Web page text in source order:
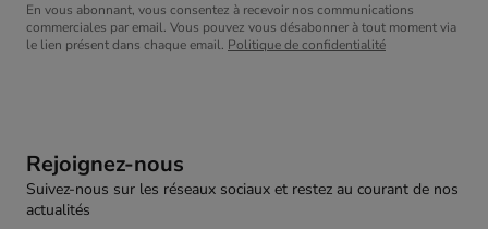
Rejoignez-nous
Suivez-nous sur les réseaux sociaux et restez au courant de nos
actualités
En vous abonnant, vous consentez à recevoir nos communications
commerciales par email. Vous pouvez vous désabonner à tout moment via
le lien présent dans chaque email. Politique de confidentialité